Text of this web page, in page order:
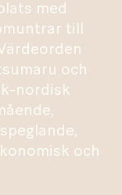
med
till
och
nordisk
och